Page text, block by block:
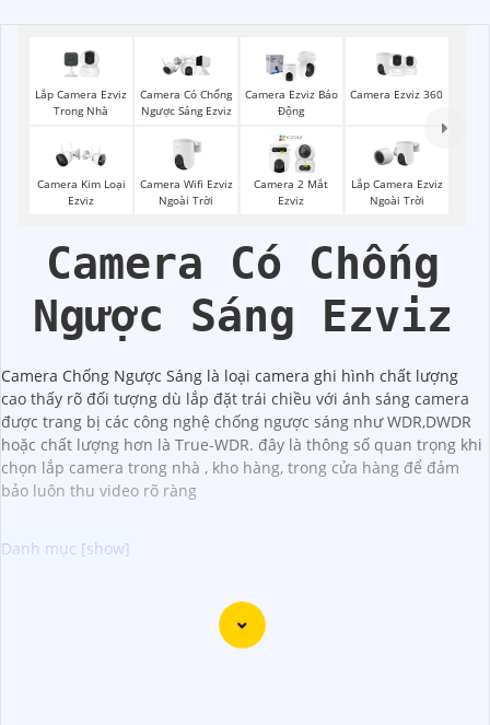
Lắp Camera Ezviz
Trong Nhà
Camera Có Chống
Ngược Sáng Ezviz
Camera Ezviz Báo
Động
Camera Ezviz 360
Camera Kim Loại
Ezviz
Camera Wifi Ezviz
Ngoài Trời
Camera 2 Mắt
Ezviz
Lắp Camera Ezviz
Ngoài Trời
Camera Có Chống
Ngược Sáng Ezviz
Camera Chống Ngược Sáng là loại camera ghi hình chất lượng
cao thấy rõ đối tượng dù lắp đặt trái chiều với ánh sáng camera
được trang bị các công nghệ chống ngược sáng như WDR,DWDR
hoặc chất lượng hơn là True-WDR. đây là thông số quan trọng khi
chọn lắp camera trong nhà , kho hàng, trong cửa hàng để đảm
bảo luôn thu video rõ ràng
Camera Công Nghệ WizSense được trang bị tính năng
nhận diện thông minh, giúp phát hiện và phân biệt người,